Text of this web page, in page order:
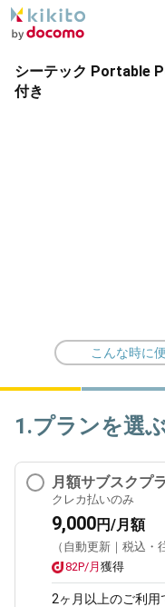
シーテック Portable
付き
こんな時に
1.プランを選
月額サブスクプ
クレカ払いのみ
9,000円/月額
（自動更新｜税込・
82P/月 獲得
2ヶ月 以上のご利用